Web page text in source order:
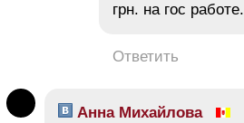
грн. на гос работе.
Ответить
Анна Михайлова